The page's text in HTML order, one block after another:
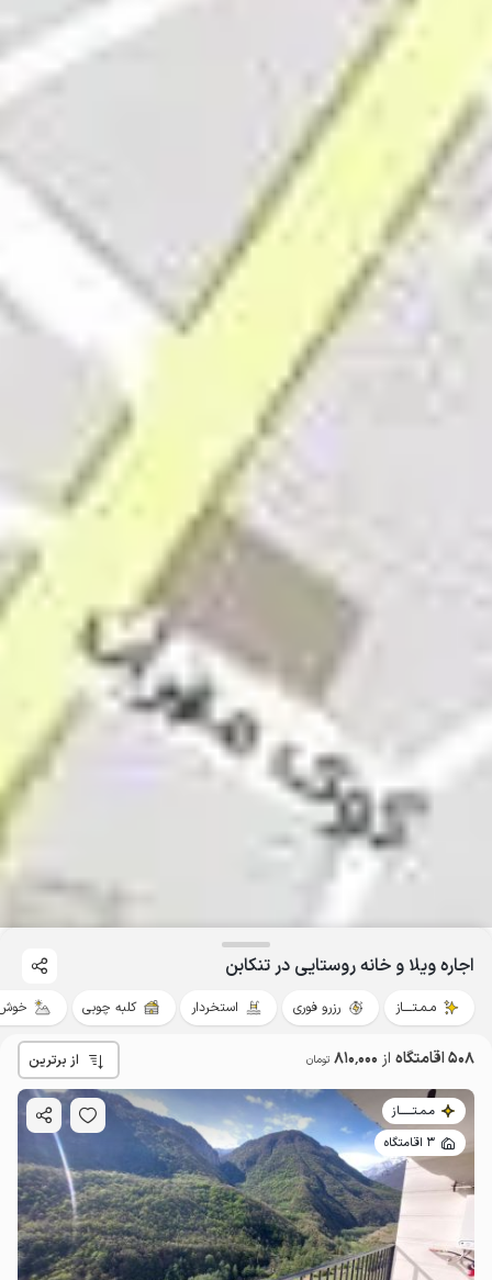
اجاره ویلا و خانه روستایی در تنکابن
مـمـتــــاز رزرو فوری استخردار کلبه چوبی خوش
508 اقامتگاه از 810٬000 تومان از برترین
مـمـتــــــاز
3 اقامتگاه